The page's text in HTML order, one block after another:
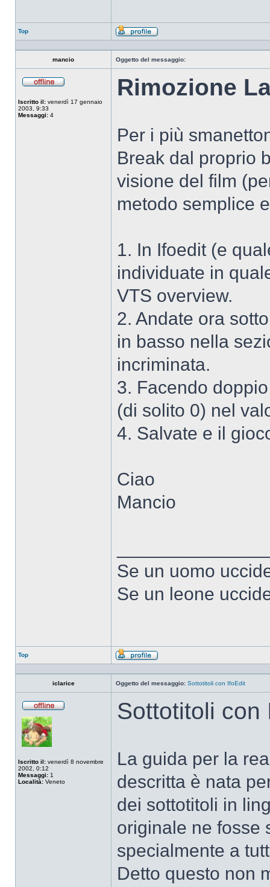
Top
Profilo
mancio Oggetto del messaggio:
Iscritto il: venerdì 17 gennaio
2003, 9:33
Messaggi: 4
Rimozione
Per i più
Break dal proprio
visione del film
metodo semplice
1. In Ifoedit (e
individuate in
VTS overview.
2. Andate ora
in basso nella
incriminata.
3. Facendo
(di solito 0) nel
4. Salvate e il
Ciao
Mancio
Se un uomo
Se un leone
Top
Profilo
iclarice Oggetto del messaggio: Sottotitoli con IfoEdit
Iscritto il: venerdì 8 novembre
2002, 0:12
Messaggi: 1
Località: Veneto
Sottotitoli con
La guida per la
descritta è nata
dei sottotitoli in
originale ne fosse
specialmente a
Detto questo non